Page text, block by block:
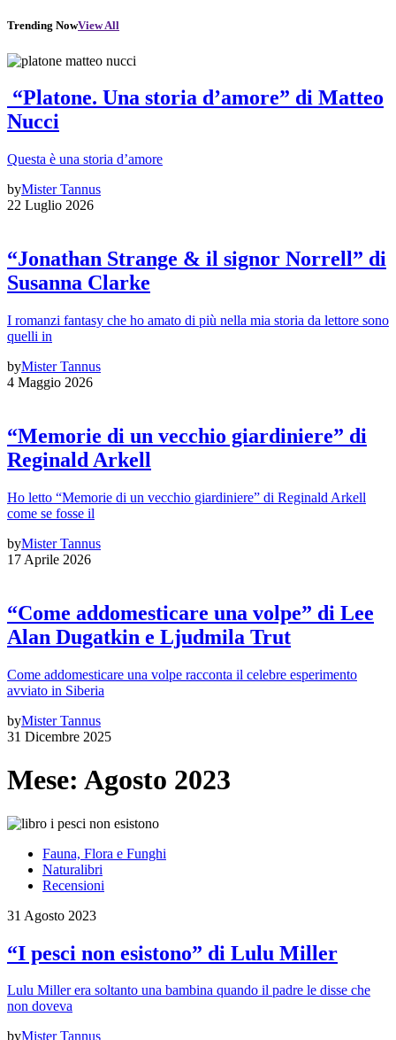
Trending NowView All
“Platone. Una storia d’amore” di Matteo
Nucci
Questa è una storia d’amore
byMister Tannus
22 Luglio 2026
“Jonathan Strange & il signor Norrell” di
Susanna Clarke
I romanzi fantasy che ho amato di più nella mia storia da lettore sono
quelli in
byMister Tannus
4 Maggio 2026
“Memorie di un vecchio giardiniere” di
Reginald Arkell
Ho letto “Memorie di un vecchio giardiniere” di Reginald Arkell
come se fosse il
byMister Tannus
17 Aprile 2026
“Come addomesticare una volpe” di Lee
Alan Dugatkin e Ljudmila Trut
Come addomesticare una volpe racconta il celebre esperimento
avviato in Siberia
byMister Tannus
31 Dicembre 2025
Mese: Agosto 2023
Fauna, Flora e Funghi
Naturalibri
Recensioni
31 Agosto 2023
“I pesci non esistono” di Lulu Miller
Lulu Miller era soltanto una bambina quando il padre le disse che
non doveva
byMister Tannus